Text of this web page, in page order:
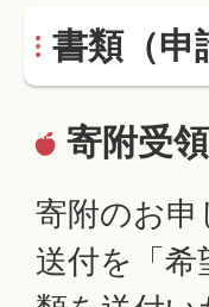
書類（申
寄附受
寄附のお
送付を「